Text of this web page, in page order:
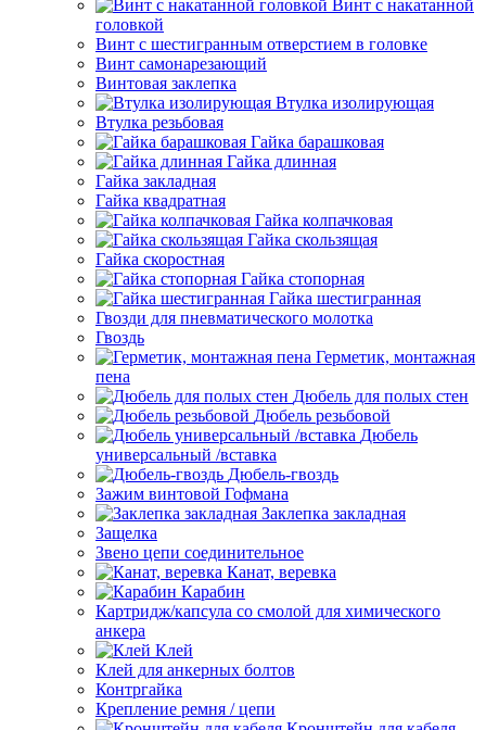
Винт с накатанной
головкой
Винт с шестигранным отверстием в головке
Винт самонарезающий
Винтовая заклепка
Втулка изолирующая
Втулка резьбовая
Гайка барашковая
Гайка длинная
Гайка закладная
Гайка квадратная
Гайка колпачковая
Гайка скользящая
Гайка скоростная
Гайка стопорная
Гайка шестигранная
Гвозди для пневматического молотка
Гвоздь
Герметик, монтажная
пена
Дюбель для полых стен
Дюбель резьбовой
Дюбель
универсальный /вставка
Дюбель-гвоздь
Зажим винтовой Гофмана
Заклепка закладная
Защелка
Звено цепи соединительное
Канат, веревка
Карабин
Картридж/капсула со смолой для химического
анкера
Клей
Клей для анкерных болтов
Контргайка
Крепление ремня / цепи